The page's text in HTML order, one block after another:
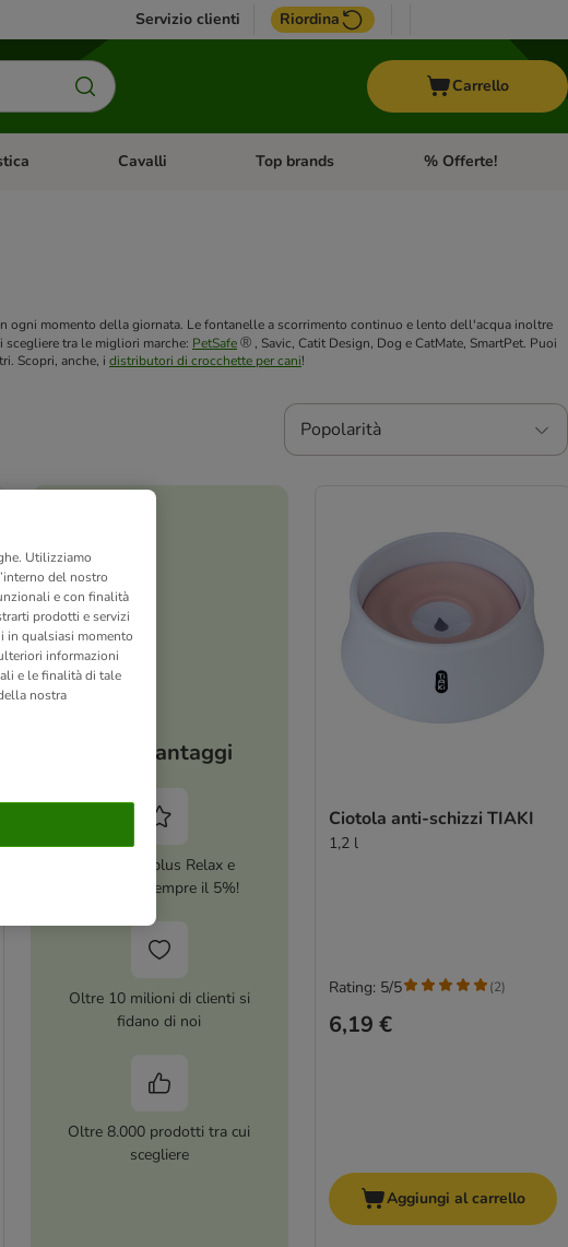
Servizio clienti Riordina
Carrello
Uccelli Apri Menu Categoria: Acquaristica
Cavalli Apri Menu Categoria: Cavalli
Top brands Apri Menu Categoria:
% Offerte!
ogni momento della giornata. Le fontanelle a scorrimento continuo e lento dell'acqua inoltre
tra le migliori marche: PetSafe® , Savic, Catit Design, Dog e CatMate, SmartPet. Puoi
Scopri, anche, i distributori di crocchette per cani!
Popolarità
I tuoi vantaggi
Attiva zooplus Relax e
risparmia sempre il 5%!
Oltre 10 milioni di clienti si
fidano di noi
Oltre 8.000 prodotti tra cui
scegliere
Ciotola anti-schizzi TIAKI
1,2 l
6,19 €
Rating: 5/5 (2)
Aggiungi al carrello
Utilizziamo
del nostro
e con finalità
prodotti e servizi
in qualsiasi momento
informazioni
e le finalità di tale
nostra